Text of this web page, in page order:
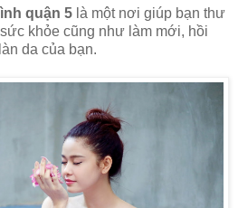
quận 5 là một nơi giúp bạn thư
khỏe cũng như làm mới, hồi
da của bạn.